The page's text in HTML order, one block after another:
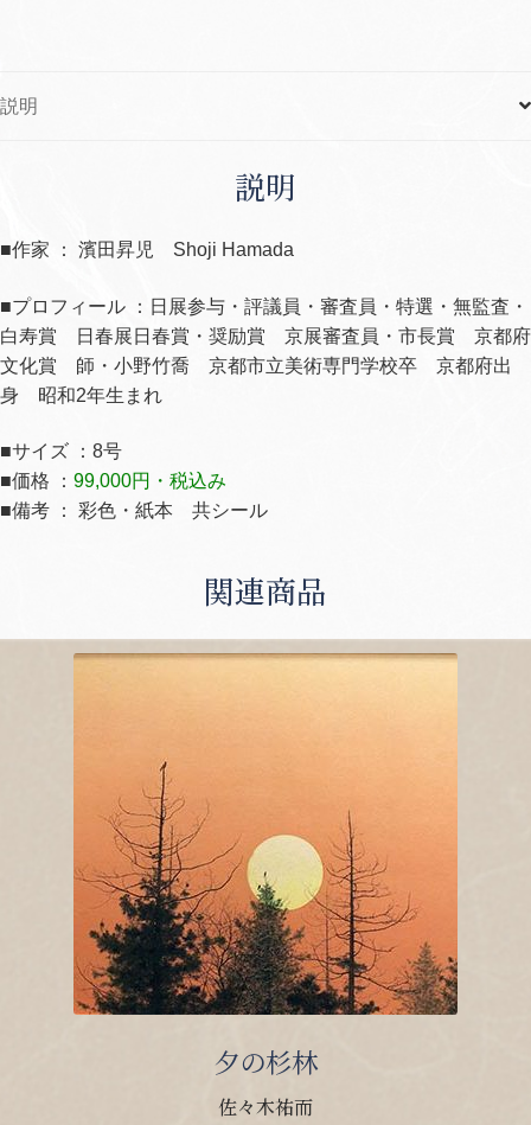
説明
説明
■作家 ： 濱田昇児 Shoji Hamada
■プロフィール ：日展参与・評議員・審査員・特選・無監査・
白寿賞 日春展日春賞・奨励賞 京展審査員・市長賞 京都府
文化賞 師・小野竹喬 京都市立美術専門学校卒 京都府出
身 昭和2年生まれ
■サイズ ：8号
■価格 ： 99,000円・税込み
■備考 ： 彩色・紙本 共シール
関連商品
夕の杉林
佐々木祐而